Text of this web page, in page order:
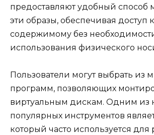
предоставляют удобный способ
эти образы, обеспечивая доступ
содержимому без
использования физического
Пользователи могут выбрать из
программ, позволяющих
виртуальным дискам. Одним из
популярных инструментов
который часто используется для